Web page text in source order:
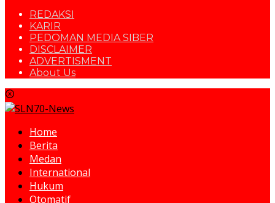
REDAKSI
KARIR
PEDOMAN MEDIA SIBER
DISCLAIMER
ADVERTISMENT
About Us
Home
Berita
Medan
International
Hukum
Otomatif